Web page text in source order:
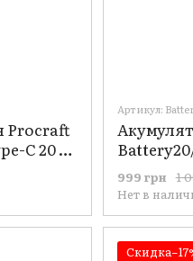
Procraft
C 20 В
Артикул:
1
999 грн
Нет в